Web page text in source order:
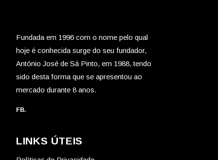
Fundada em 1996 com o nome pelo qual
hoje é conhecida surge do seu fundador,
António José de Sá Pinto, em 1988, tendo
sido desta forma que se apresentou ao
mercado durante 8 anos.
FB.
LINKS ÚTEIS